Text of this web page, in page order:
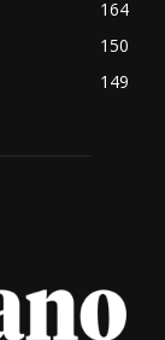
164
150
149